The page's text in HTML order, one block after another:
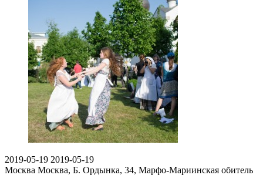
2019-05-19 2019-05-19
Москва Москва, Б. Ордынка, 34, Марфо-Мариинская обитель